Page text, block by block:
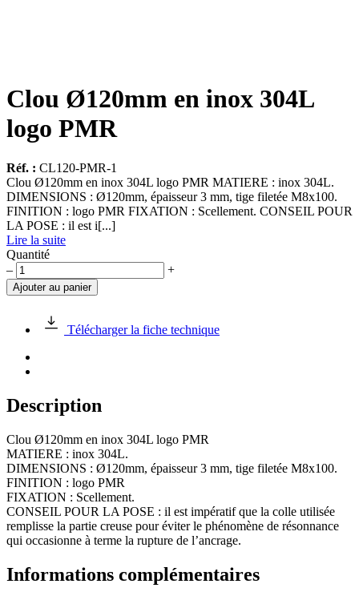
Clou Ø120mm en inox 304L
logo PMR
Réf. : CL120-PMR-1
Clou Ø120mm en inox 304L logo PMR MATIERE : inox 304L.
DIMENSIONS : Ø120mm, épaisseur 3 mm, tige filetée M8x100.
FINITION : logo PMR FIXATION : Scellement. CONSEIL POUR
LA POSE : il est i[...]
Lire la suite
Quantité
quantité
de
Clou
304L
logo
– +
Ajouter au panier
Télécharger la fiche technique
Description
Clou Ø120mm en inox 304L logo PMR
MATIERE : inox 304L.
DIMENSIONS : Ø120mm, épaisseur 3 mm, tige filetée M8x100.
FINITION : logo PMR
FIXATION : Scellement.
CONSEIL POUR LA POSE : il est impératif que la colle utilisée
remplisse la partie creuse pour éviter le phénomène de résonnance
qui occasionne à terme la rupture de l’ancrage.
Informations complémentaires